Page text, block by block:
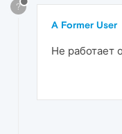
?
A Former User
Не работает